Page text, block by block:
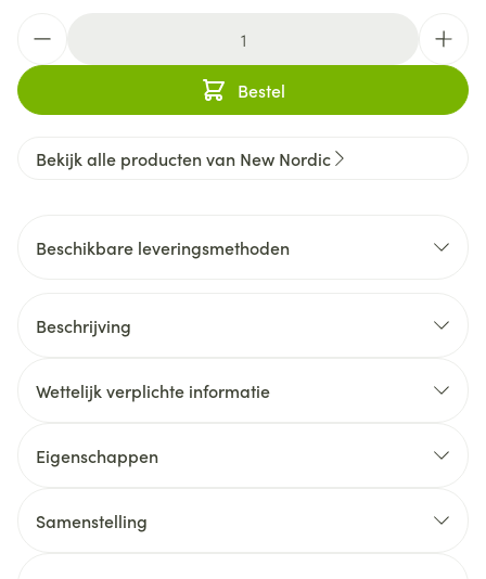
Bestel
Bekijk alle producten van New Nordic
Beschikbare leveringsmethoden
Beschrijving
Wettelijk verplichte informatie
Eigenschappen
Samenstelling